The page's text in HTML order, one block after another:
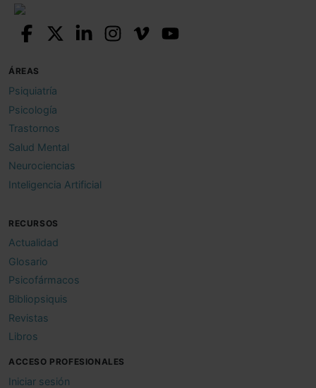
ÁREAS
Psiquiatría
Psicología
Trastornos
Salud Mental
Neurociencias
Inteligencia Artificial
RECURSOS
Actualidad
Glosario
Psicofármacos
Bibliopsiquis
Revistas
Libros
ACCESO PROFESIONALES
Iniciar sesión